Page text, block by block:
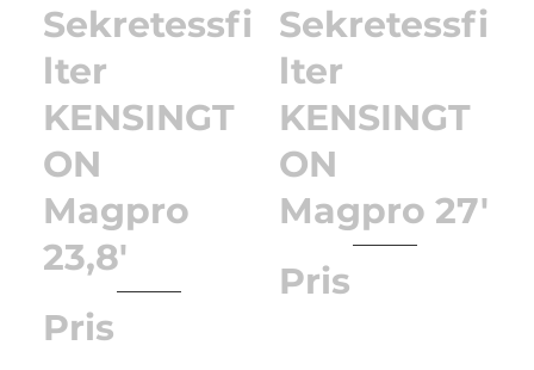
Sekretessfi
lter
KENSINGT
ON
Magpro
23,8'
Pris
Sekretessfi
lter
KENSINGT
ON
Magpro 27'
Pris